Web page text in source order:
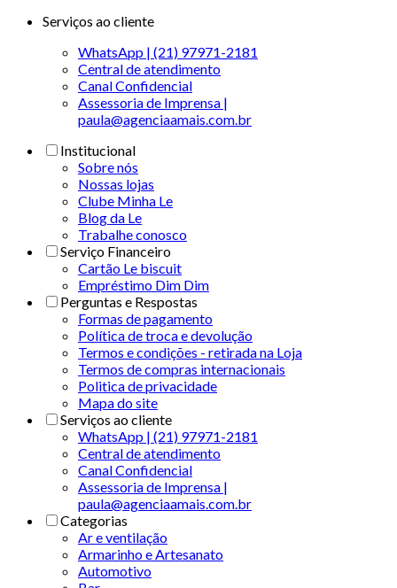
Serviços ao cliente
WhatsApp | (21) 97971-2181
Central de atendimento
Canal Confidencial
Assessoria de Imprensa |
paula@agenciaamais.com.br
Institucional
Sobre nós
Nossas lojas
Clube Minha Le
Blog da Le
Trabalhe conosco
Serviço Financeiro
Cartão Le biscuit
Empréstimo Dim Dim
Perguntas e Respostas
Formas de pagamento
Política de troca e devolução
Termos e condições - retirada na Loja
Termos de compras internacionais
Politica de privacidade
Mapa do site
Serviços ao cliente
WhatsApp | (21) 97971-2181
Central de atendimento
Canal Confidencial
Assessoria de Imprensa |
paula@agenciaamais.com.br
Categorias
Ar e ventilação
Armarinho e Artesanato
Automotivo